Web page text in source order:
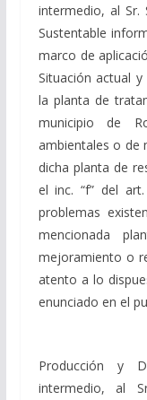
intermedio, al Sr.
Sustentable
marco de
Situación actual
la planta de
municipio de
ambientales o de
dicha planta de
el inc. “f” del
problemas
mencionada
mejoramiento o
atento a lo
enunciado en el
Producción y
intermedio, al